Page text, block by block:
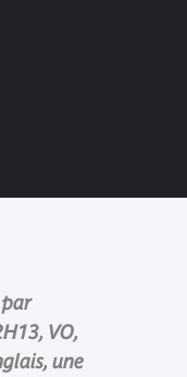
VO,
une